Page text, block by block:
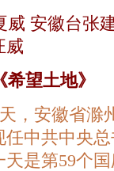
威 安徽台张
威
望土地》
，安徽省滁
中共中央
是第59个